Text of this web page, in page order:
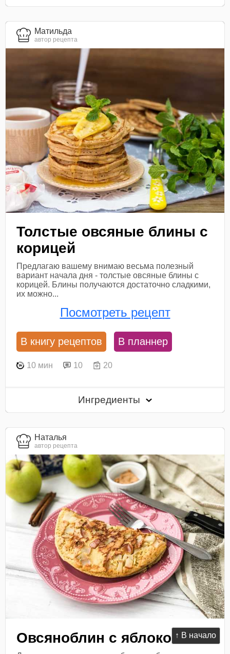
↑ В начало
Матильда
автор рецепта
Толстые овсяные блины с
корицей
Предлагаю вашему внимаю весьма полезный
вариант начала дня - толстые овсяные блины с
корицей. Блины получаются достаточно сладкими,
их можно...
Посмотреть рецепт
В книгу рецептов В планнер
10 мин 10 20
Ингредиенты
Наталья
автор рецепта
Овсяноблин с яблоком